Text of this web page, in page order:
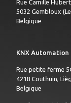
Rue Camille
5032 Gembloux
Belgique
KNX Automation
Rue petite ferme
4218 Couthuin,
Belgique